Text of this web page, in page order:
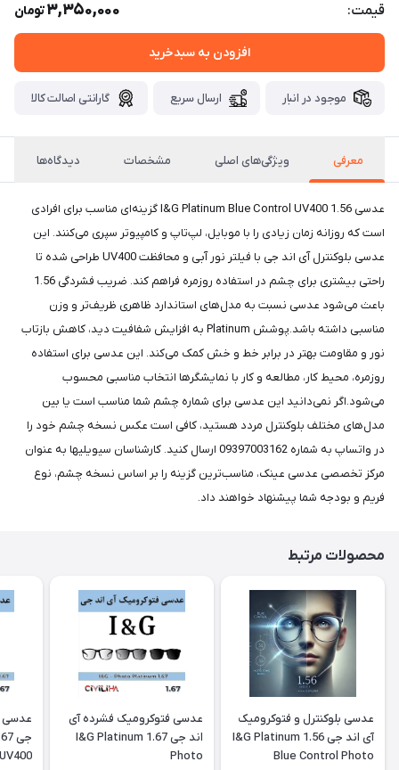
قیمت: 3,350,000تومان
افزودن به سبدخرید
موجود در انبار ارسال سریع گارانتی اصالت کالا
معرفی ویژگی‌های اصلی مشخصات دیدگاه‌ها
عدسی I&G Platinum Blue Control UV400 1.56 گزینه‌ای مناسب برای افرادی
است که روزانه زمان زیادی را با موبایل، لپ‌تاپ و کامپیوتر سپری می‌کنند. این
عدسی بلوکنترل آی اند جی با فیلتر نور آبی و محافظت UV400 طراحی شده تا
راحتی بیشتری برای چشم در استفاده روزمره فراهم کند. ضریب فشردگی 1.56
باعث می‌شود عدسی نسبت به مدل‌های استاندارد ظاهری ظریف‌تر و وزن
مناسبی داشته باشد.پوشش Platinum به افزایش شفافیت دید، کاهش بازتاب
نور و مقاومت بهتر در برابر خط و خش کمک می‌کند. این عدسی برای استفاده
روزمره، محیط کار، مطالعه و کار با نمایشگرها انتخاب مناسبی محسوب
می‌شود.اگر نمی‌دانید این عدسی برای شماره چشم شما مناسب است یا بین
مدل‌های مختلف بلوکنترل مردد هستید، کافی است عکس نسخه چشم خود را
در واتساپ به شماره 09397003162 ارسال کنید. کارشناسان سیویلیها به عنوان
مرکز تخصصی عدسی عینک، مناسب‌ترین گزینه را بر اساس نسخه چشم، نوع
فریم و بودجه شما پیشنهاد خواهند داد.
محصولات مرتبط
عدسی بلوکنترل و فتوکرومیک
آی اند جی 1.56 I&G Platinum
Blue Control Photo
عدسی فتوکرومیک فشرده آی
اند جی 1.67 I&G Platinum
Photo
عدسی